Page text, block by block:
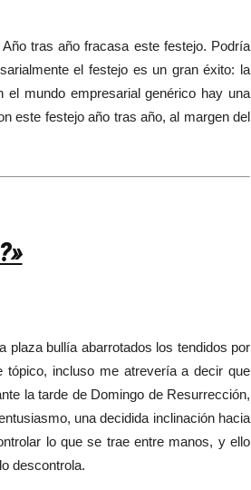
tras año fracasa este festejo. Podría
el festejo es un gran éxito: la
mundo empresarial genérico hay una
este festejo año tras año, al margen del
bullía abarrotados los tendidos por
tópico, incluso me atrevería a decir que
la tarde de Domingo de Resurrección,
una decidida inclinación hacia
lo que se trae entre manos, y ello
descontrola.